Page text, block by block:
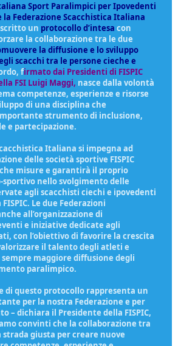
Sport Paralimpici per Ipovedenti
la Federazione Scacchistica Italiana
un protocollo d’intesa con
la collaborazione tra le due
la diffusione e lo sviluppo
scacchi tra le persone cieche e
firmato dai Presidenti di FISPIC
FSI Luigi Maggi, nasce dalla volontà
competenze, esperienze e risorse
di una disciplina che
strumento di inclusione,
e partecipazione.
Italiana si impegna ad
delle società sportive FISPIC
misure e garantirà il proprio
nello svolgimento delle
agli scacchisti ciechi e ipovedenti
Le due Federazioni
all’organizzazione di
e iniziative dedicate agli
con l’obiettivo di favorire la crescita
il talento degli atleti e
maggiore diffusione degli
paralimpico.
di questo protocollo rappresenta un
per la nostra Federazione e per
– dichiara il Presidente della FISPIC,
convinti che la collaborazione tra
strada giusta per creare nuove